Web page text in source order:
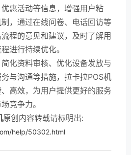
惠活动等信息，增强用户粘
，通过在线问卷、电话回访等
程的意见和建议，及时了解用
进行持续优化。
化资料审核、优化设备发放与
与沟通等措施，拉卡拉POS机
高效，为用户提供更好的服务
竞争力。
原创内容转载请标明出:
help/50302.html